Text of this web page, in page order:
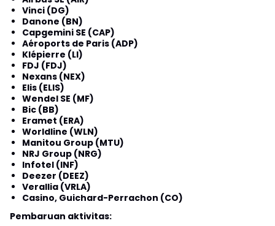
Vinci (DG)
Danone (BN)
Capgemini SE (CAP)
Aéroports de Paris (ADP)
Klépierre (LI)
FDJ (FDJ)
Nexans (NEX)
Elis (ELIS)
Wendel SE (MF)
Bic (BB)
Eramet (ERA)
Worldline (WLN)
Manitou Group (MTU)
NRJ Group (NRG)
Infotel (INF)
Deezer (DEEZ)
Verallia (VRLA)
Casino, Guichard-Perrachon (CO)
Pembaruan aktivitas: